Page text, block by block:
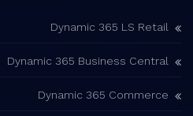
Dynamic 365 LS Retail
Dynamic 365 Business Central
Dynamic 365 Commerce